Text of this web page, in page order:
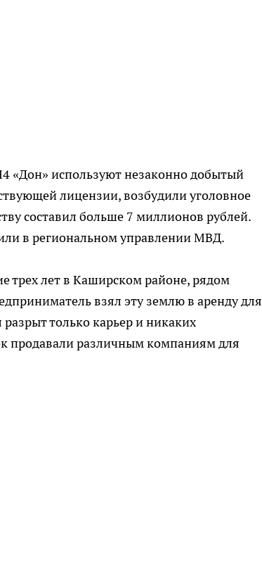
«Дон» используют незаконно добытый
лицензии, возбудили уголовное
составил больше 7 миллионов рублей.
в региональном управлении МВД.
трех лет в Каширском районе, рядом
взял эту землю в аренду для
только карьер и никаких
продавали различным компаниям для